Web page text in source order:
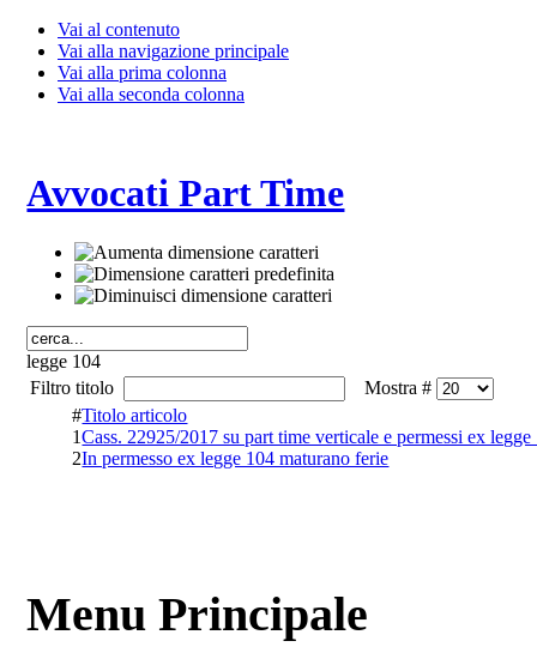
Vai al contenuto
Vai alla navigazione principale
Vai alla prima colonna
Vai alla seconda colonna
Avvocati Part Time
legge 104
Filtro titolo
Mostra #
#Titolo articolo
1Cass. 22925/2017 su part time verticale e permessi ex legge
2In permesso ex legge 104 maturano ferie
Menu Principale